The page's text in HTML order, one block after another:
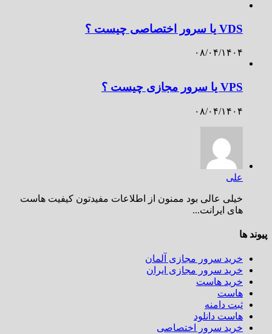
VDS یا سرور اختصاصی چیست ؟
۰۸/۰۴/۱۴۰۴
VPS یا سرور مجازی چیست ؟
۰۸/۰۴/۱۴۰۴
علی
خیلی عالی بود ممنون از اطلاعات مفیدتون کیفیت هاست
های ایرانت...
پیوند ها
خرید سرور مجازی آلمان
خرید سرور مجازی ایران
خرید هاست
هاست
ثبت دامنه
هاست دانلود
خرید سرور اختصاصی